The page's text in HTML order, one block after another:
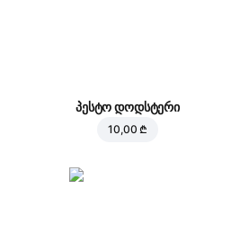
პესტო დოდსტერი
10,00 ₾